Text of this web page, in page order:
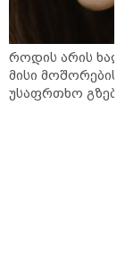
როდის არის
მისი მოშორების
უსაფრთხო გზები